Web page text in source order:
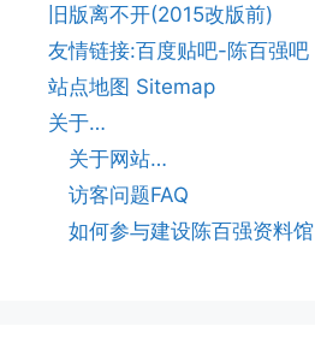
旧版离不开(2015改版前)
友情链接:百度贴吧-陈百强吧
站点地图 Sitemap
关于…
关于网站…
访客问题FAQ
如何参与建设陈百强资料馆